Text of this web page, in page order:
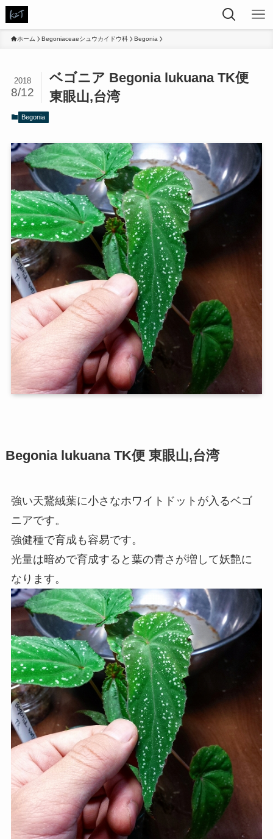
ホーム Begoniaceaeシュウカイドウ科 Begonia
ベゴニア Begonia lukuana TK便
東眼山,台湾
2018
8/12
Begonia
Begonia lukuana TK便 東眼山,台湾
強い天鵞絨葉に小さなホワイトドットが入るベゴ
ニアです。
強健種で育成も容易です。
光量は暗めで育成すると葉の青さが増して妖艶に
なります。